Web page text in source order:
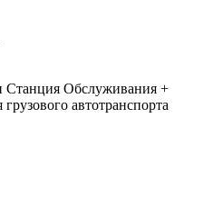
Станция Обслуживания +
автотранспорта